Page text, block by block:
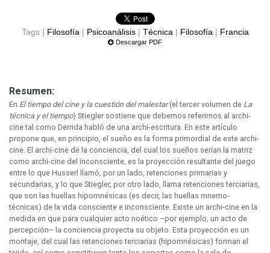
Tags | Filosofía | Psicoanálisis| Técnica | Filosofía | Francia
Descargar PDF
Resumen:
En El tiempo del cine y la cuestión del malestar(el tercer volumen de La
técnica y el tiempo) Stiegler sostiene que debemos referirnos al archi-
cine tal como Derrida habló de una archi-escritura. En este artículo
propone que, en principio, el sueño es la forma primordial de este archi-
cine. El archi-cine de la conciencia, del cual los sueños serían la matriz
como archi-cine del inconsciente, es la proyección resultante del juego
entre lo que Husserl llamó, por un lado, retenciones primarias y
secundarias, y lo que Stiegler, por otro lado, llama retenciones terciarias,
que son las huellas hipomnésicas (es decir, las huellas mnemo-
técnicas) de la vida consciente e inconsciente. Existe un archi-cine en la
medida en que para cualquier acto noético –por ejemplo, un acto de
percepción– la conciencia proyecta su objeto. Esta proyección es un
montaje, del cual las retenciones terciarias (hipomnésicas) forman el